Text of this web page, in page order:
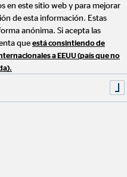
y luego tienes pensado
en cuenta las
Para que tu
en este sitio web y para mejorar
de esta información. Estas
anónima. Si acepta las
que está consintiendo de
a EEUU (país que no